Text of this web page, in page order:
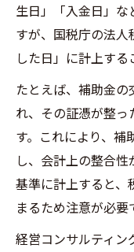
生日」「入金日」な
すが、国税庁の法
した日」に計上する
たとえば、補助金
れ、その証憑が整
す。これにより、補
し、会計上の整合
基準に計上すると、
まるため注意が必要
経営コンサルティン